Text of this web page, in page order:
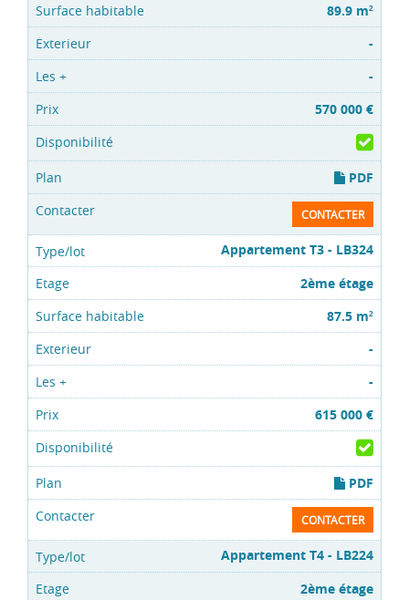
89.9 m2
-
-
570 000 €
PDF
CONTACTER
Appartement T3 - LB324
2ème étage
87.5 m2
-
-
615 000 €
PDF
CONTACTER
Appartement T4 - LB224
2ème étage